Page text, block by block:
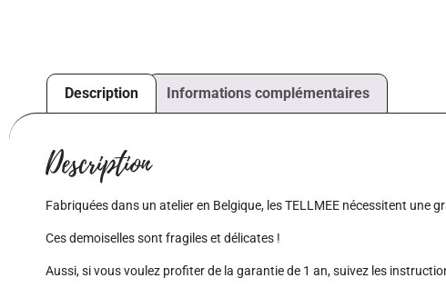
Description Informations complémentaires
Description
Fabriquées dans un atelier en Belgique, les TELLMEE nécessitent une
Ces demoiselles sont fragiles et délicates !
Aussi, si vous voulez profiter de la garantie de 1 an, suivez les